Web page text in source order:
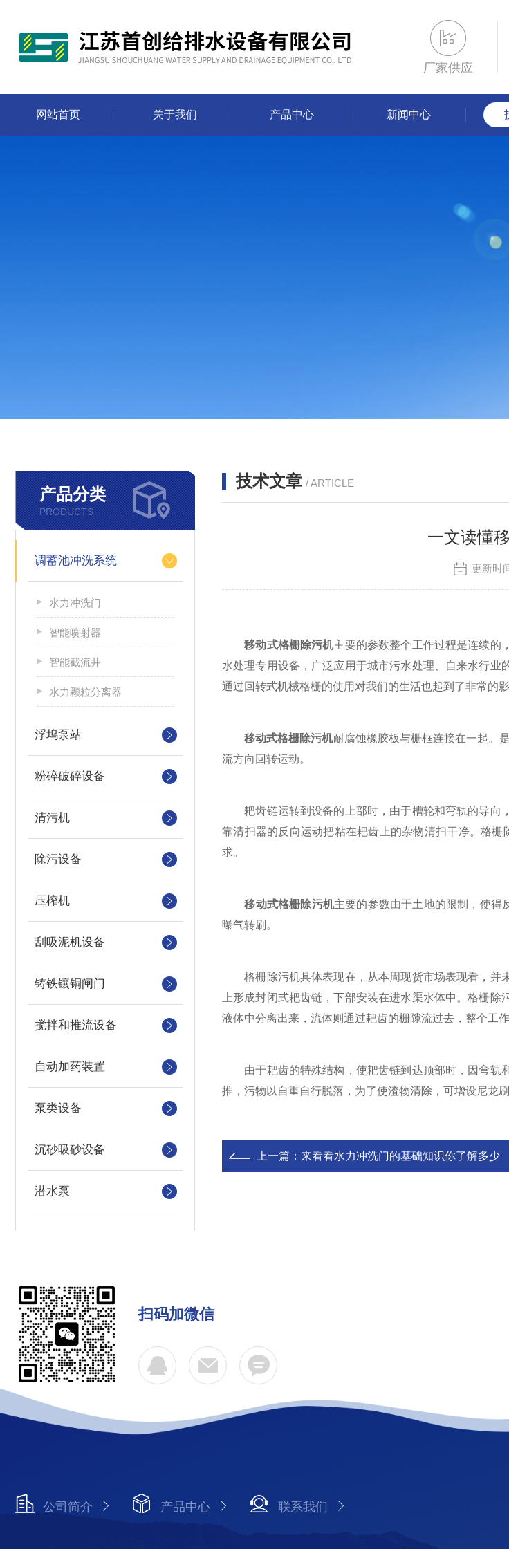
厂家供应
网站首页 关于我们 产品中心 新闻中心
产品分类
PRODUCTS
调蓄池冲洗系统
水力冲洗门
智能喷射器
智能截流井
水力颗粒分离器
浮坞泵站
粉碎破碎设备
清污机
除污设备
压榨机
刮吸泥机设备
铸铁镶铜闸门
搅拌和推流设备
自动加药装置
泵类设备
沉砂吸砂设备
潜水泵
技术文章 / ARTICLE
一文读懂
更新时
移动式格栅除污机主要的参数整个工作过程是连续的
水处理专用设备，广泛应用于城市污水处理、自来水行业
通过回转式机械格栅的使用对我们的生活也起到了非常的影
移动式格栅除污机耐腐蚀橡胶板与栅框连接在一起。
流方向回转运动。
耙齿链运转到设备的上部时，由于槽轮和弯轨的导向
靠清扫器的反向运动把粘在耙齿上的杂物清扫干净。格
求。
移动式格栅除污机主要的参数由于土地的限制，使得
曝气转刷。
格栅除污机具体表现在，从本周现货市场表现看，并
上形成封闭式耙齿链，下部安装在进水渠水体中。格栅
液体中分离出来，流体则通过耙齿的栅隙流过去，整个工作
由于耙齿的特殊结构，使耙齿链到达顶部时，因弯轨
推，污物以自重自行脱落，为了使渣物清除，可增设尼龙刷
上一篇： 来看看水力冲洗门的基础知识你了解多少
扫码加微信
公司简介 产品中心 联系我们